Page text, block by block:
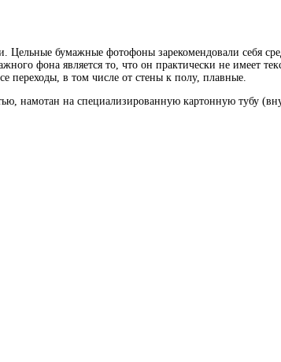
бумажные фотофоны зарекомендовали себя
фона является то, что он практически не имеет
переходы, в том числе от стены к полу, плавные.
намотан на специализированную картонную тубу